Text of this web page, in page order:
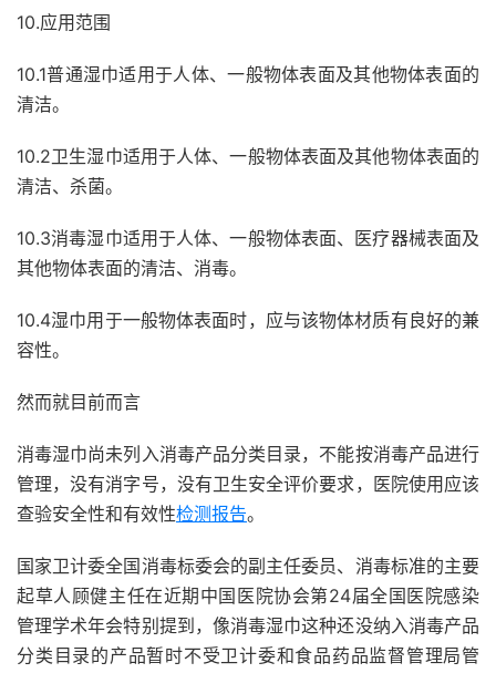
10.应用范围
10.1普通湿巾适用于人体、一般物体表面及其他物体表面的
清洁。
10.2卫生湿巾适用于人体、一般物体表面及其他物体表面的
清洁、杀菌。
10.3消毒湿巾适用于人体、一般物体表面、医疗器械表面及
其他物体表面的清洁、消毒。
10.4湿巾用于一般物体表面时，应与该物体材质有良好的兼
容性。
然而就目前而言
消毒湿巾尚未列入消毒产品分类目录，不能按消毒产品进行
管理，没有消字号，没有卫生安全评价要求，医院使用应该
查验安全性和有效性检测报告。
国家卫计委全国消毒标委会的副主任委员、消毒标准的主要
起草人顾健主任在近期中国医院协会第24届全国医院感染
管理学术年会特别提到，像消毒湿巾这种还没纳入消毒产品
分类目录的产品暂时不受卫计委和食品药品监督管理局管